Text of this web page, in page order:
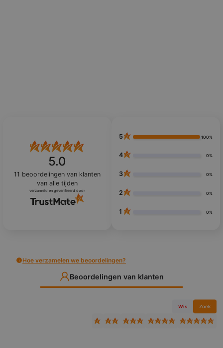
5.0
11 beoordelingen van klanten
van alle tijden
verzameld en geverifieerd door
5 100%
4 0%
3 0%
2 0%
1 0%
Hoe verzamelen we beoordelingen?
Beoordelingen van klanten
Wis Zoek